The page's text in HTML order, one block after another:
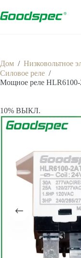
Дом / Низковольтное
Силовое реле /
Мощное реле
10% ВЫКЛ.